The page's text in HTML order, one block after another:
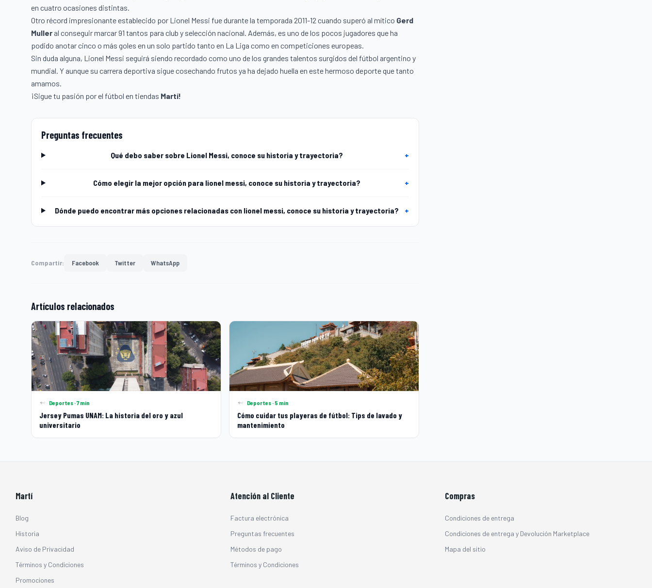
en cuatro ocasiones distintas.
Otro récord impresionante establecido por Lionel Messi fue durante la temporada 2011-12 cuando superó al mítico Gerd
Muller al conseguir marcar 91 tantos para club y selección nacional. Además, es uno de los pocos jugadores que ha
podido anotar cinco o más goles en un solo partido tanto en La Liga como en competiciones europeas.
Sin duda alguna, Lionel Messi seguirá siendo recordado como uno de los grandes talentos surgidos del fútbol argentino y
mundial. Y aunque su carrera deportiva sigue cosechando frutos ya ha dejado huella en este hermoso deporte que tanto
amamos.
¡Sigue tu pasión por el fútbol en tiendas Martí!
Preguntas frecuentes
Qué debo saber sobre Lionel Messi, conoce su historia y trayectoria? +
Cómo elegir la mejor opción para lionel messi, conoce su historia y trayectoria? +
Dónde puedo encontrar más opciones relacionadas con lionel messi, conoce su historia y trayectoria? +
Compartir: Facebook Twitter WhatsApp
Artículos relacionados
Deportes · 7 min
Jersey Pumas UNAM: La historia del oro y azul
universitario
Deportes · 5 min
Cómo cuidar tus playeras de fútbol: Tips de lavado y
mantenimiento
Martí
Blog
Historia
Aviso de Privacidad
Términos y Condiciones
Promociones
Atención al Cliente
Factura electrónica
Preguntas frecuentes
Métodos de pago
Términos y Condiciones
Compras
Condiciones de entrega
Condiciones de entrega y Devolución Marketplace
Mapa del sitio